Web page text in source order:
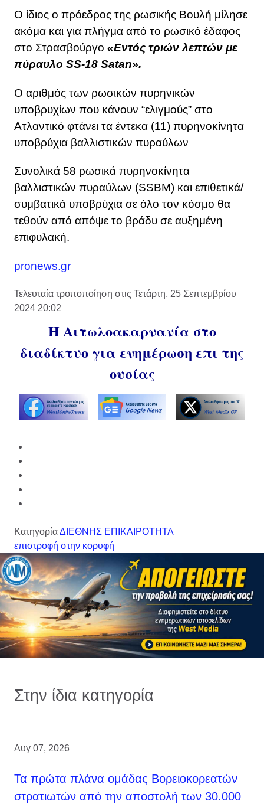
Ο ίδιος ο πρόεδρος της ρωσικής Βουλή μίλησε
ακόμα και για πλήγμα από το ρωσικό έδαφος
στο Στρασβούργο «Εντός τριών λεπτών με
πύραυλο SS-18 Satan».
Ο αριθμός των ρωσικών πυρηνικών
υποβρυχίων που κάνουν “ελιγμούς” στο
Ατλαντικό φτάνει τα έντεκα (11) πυρηνοκίνητα
υποβρύχια βαλλιστικών πυραύλων
Συνολικά 58 ρωσικά πυρηνοκίνητα
βαλλιστικών πυραύλων (SSBM) και επιθετικά/
συμβατικά υποβρύχια σε όλο τον κόσμο θα
τεθούν από απόψε το βράδυ σε αυξημένη
επιφυλακή.
pronews.gr
Τελευταία τροποποίηση στις Τετάρτη, 25 Σεπτεμβρίου
2024 20:02
Η Αιτωλοακαρνανία στο
διαδίκτυο για ενημέρωση επι της
ουσίας
ΚατηγορίαΔΙΕΘΝΗΣ ΕΠΙΚΑΙΡΟΤΗΤΑ
επιστροφή στην κορυφή
Στην ίδια κατηγορία
Αυγ 07, 2026
Τα πρώτα πλάνα ομάδας Βορειοκορεατών
στρατιωτών από την αποστολή των 30.000